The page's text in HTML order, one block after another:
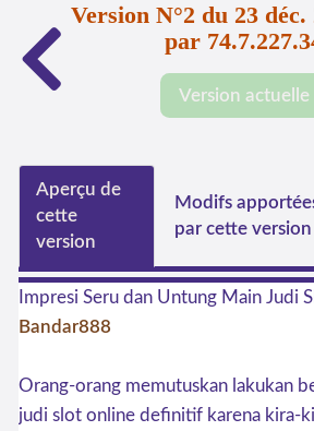
Version N°2 du 23 déc.
par
Version actuelle
Aperçu de
cette
version
Modifs
par cette version